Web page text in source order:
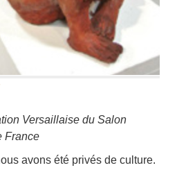
Versaillaise du Salon
France
avons été privés de culture.